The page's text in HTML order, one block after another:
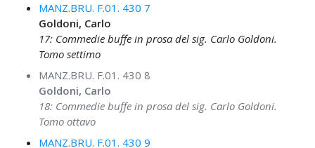
MANZ.BRU. F.01. 430 7
Goldoni, Carlo
17: Commedie buffe in prosa del sig. Carlo Goldoni.
Tomo settimo
MANZ.BRU. F.01. 430 8
Goldoni, Carlo
18: Commedie buffe in prosa del sig. Carlo Goldoni.
Tomo ottavo
MANZ.BRU. F.01. 430 9